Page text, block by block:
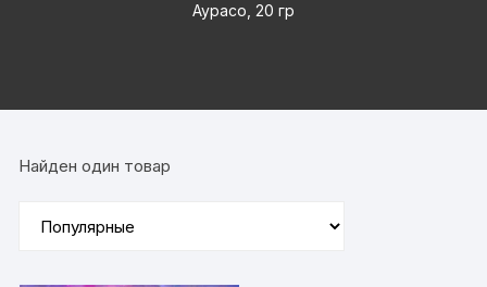
Аурасо, 20 гр
Найден один товар